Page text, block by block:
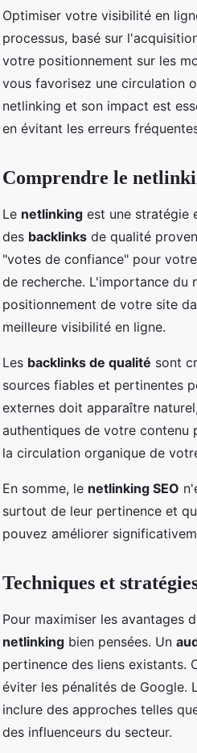
Optimiser votre visibilité en
processus, basé sur
votre positionnement sur les
vous favorisez une circulation
netlinking et son impact est
en évitant les erreurs
Comprendre le
Le netlinking est une stratégie
des backlinks de qualité
"votes de confiance" pour
de recherche. L'importance du
positionnement de votre site
meilleure visibilité en ligne.
Les backlinks de qualité sont
sources fiables et pertinentes
externes doit apparaître
authentiques de votre contenu
la circulation organique de
En somme, le netlinking SEO
surtout de leur pertinence et
pouvez améliorer
Techniques et
Pour maximiser les avantages
netlinking bien pensées. Un
pertinence des liens existants.
éviter les pénalités de Google.
inclure des approches telles
des influenceurs du secteur.